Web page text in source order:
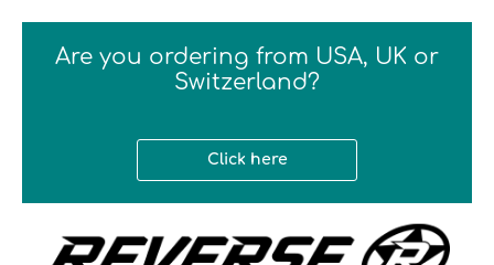
Are you ordering from USA, UK or
Switzerland?
Click here